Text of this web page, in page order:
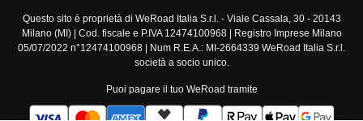
America
Viaggi di gruppo Africa
Viaggi di gruppo Medio
Viaggi di gruppo Asia
Viaggi di gruppo Europa
standard
Policy annullamento
viaggio
Cookie policy
Privacy policy
Questo sito è proprietà di WeRoad Italia S.r.l. - Viale Cassala, 30 - 20143
Milano (MI) | Cod. fiscale e P.IVA 12474100968 | Registro Imprese Milano
05/07/2022 n°12474100968 | Num R.E.A.: MI-2664339 WeRoad Italia S.r.l.
società a socio unico.
Puoi pagare il tuo WeRoad tramite